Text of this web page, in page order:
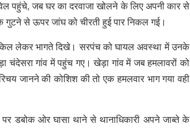
पहुंचे, जब घर का दरवाजा खोलने के लिए अपनी कार से
से ऊपर जांघ को चीरती हुई पार निकल गई।
लेकर भागते दिखे। सरपंच को घायल अवस्था में उनके
चंदेसरा गांव में पहुंच गए। खेड़ा गांव में जब हमलावरों को
जानने की कोशिश की तो एक हमलवार भाग गया वही
डबोक ओर घासा थाने से थानाधिकारी अपने जाब्ते के